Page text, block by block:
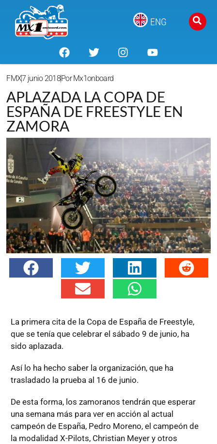
ENG
FMX7 junio 2018PorMx1onboard
APLAZADA LA COPA DE
ESPAÑA DE FREESTYLE EN
ZAMORA
La primera cita de la Copa de España de Freestyle,
que se tenía que celebrar el sábado 9 de junio, ha
sido aplazada.
Así lo ha hecho saber la organización, que ha
trasladado la prueba al 16 de junio.
De esta forma, los zamoranos tendrán que esperar
una semana más para ver en acción al actual
campeón de España, Pedro Moreno, el campeón de
la modalidad X-Pilots, Christian Meyer y otros